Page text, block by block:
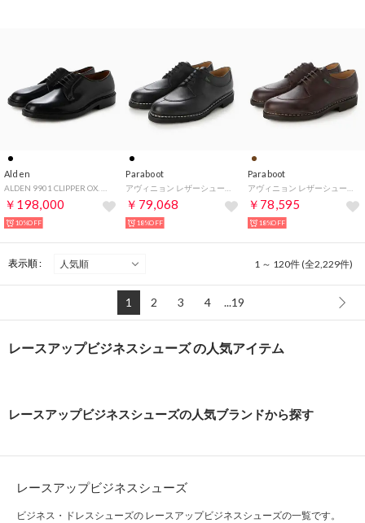
Alden
￥198,000
10%OFF
Paraboot
￥79,068
18%OFF
Paraboot
￥78,595
18%OFF
表示順 : 1 ～ 120件 (全2,229件)
1 2 3 4 ...19
レースアップビジネスシューズ の人気アイテム
レースアップビジネスシューズの人気ブランドから探す
レースアップビジネスシューズ
ビジネス・ドレスシューズの レースアップビジネスシューズの一覧です。